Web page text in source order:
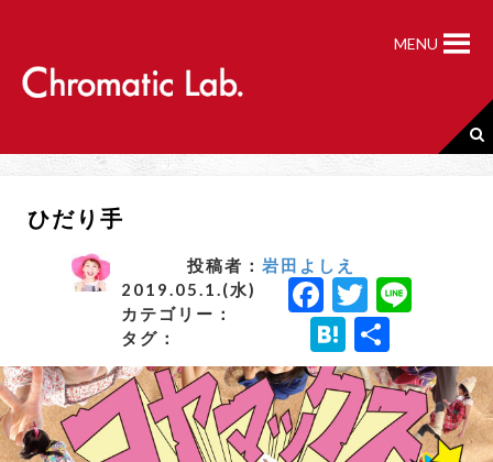
MENU
ひだり手
投稿者： 岩田よしえ
2019.05.1.(水)
カテゴリー：
タグ：
F
a
c
e
b
T
w
it
t
e
e
H
a
t
e
共
有